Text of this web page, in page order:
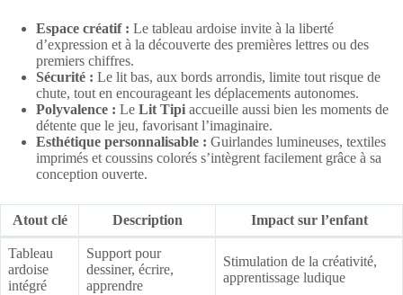
Espace créatif : Le tableau ardoise invite à la liberté
d’expression et à la découverte des premières lettres ou des
premiers chiffres.
Sécurité : Le lit bas, aux bords arrondis, limite tout risque de
chute, tout en encourageant les déplacements autonomes.
Polyvalence : Le Lit Tipi accueille aussi bien les moments de
détente que le jeu, favorisant l’imaginaire.
Esthétique personnalisable : Guirlandes lumineuses, textiles
imprimés et coussins colorés s’intègrent facilement grâce à sa
conception ouverte.
Atout clé Description Impact sur l’enfant
Tableau
ardoise
intégré
Support pour
dessiner, écrire,
apprendre
Stimulation de la créativité,
apprentissage ludique